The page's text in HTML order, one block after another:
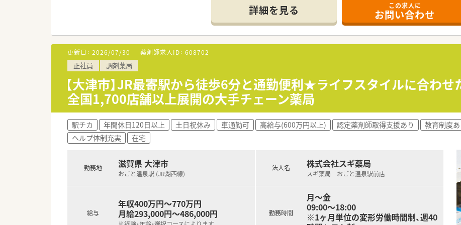
・治験で得られるデータ管理 など
＼こんな企業です／
■東証プライム上場・業界最大手の企業です。
■医療機関における臨床試験支援サービスを行っています。
■日本の治験業界をリードし業界トップクラスの治験支援実績とノウハウを誇っています。
■日本の新薬開発の約80%に関わり、医薬品の非臨床研究から製造・販売まで一気通貫の事業展開
■人材育成にも力を入れており、様々な研修制度を整えており業界内でも随一です。
■原則土日祝休み、17：30までの勤務となりますので、ワークライフバランスもしっかり整います◎
■裁量労働制を採用しており、柔軟にご勤務頂ける環境です。
■月に数回オフィスへ出社いただきますが基本的には担当エリアの病院・クリニックへの直行直帰
■将来的な転勤の可能性はありますが、定期的にあるものではなく適性や希望に応じての配置とな
＼こんな方におすすめ／
■治験業界にご興味がある方
■CRC（治験コーディネーター）ご経験のある方
■まわりから「気が利く」「気配り上手だ」とよく言われる方
詳細を見る この求人に
お問い合わせ
更新日： 2026/07/30 薬剤師求人ID： 608702
正社員 調剤薬局
【大津市】JR最寄駅から徒歩6分と通勤便利★ライフスタイルに合わ
全国1,700店舗以上展開の大手チェーン薬局
駅チカ 年間休日120日以上 土日祝休み 車通勤可 高給与(600万円以上) 認定薬剤師取得支援あり 教育制度あ
ヘルプ体制充実
在宅
勤務地 滋賀県 大津市
おごと温泉駅 (JR湖西線)
給与
年収400万円～770万円
月給293,000円～486,000円
法人名 株式会社スギ薬局
スギ薬局 おごと温泉駅前店
勤務時間
月～金
09:00～18:00
※1ヶ月単位の変形労働時間制、週40